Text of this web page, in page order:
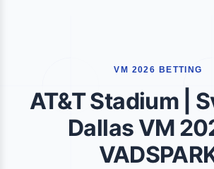
VM 2026 BETTING
AT&T Stadium |
Dallas VM